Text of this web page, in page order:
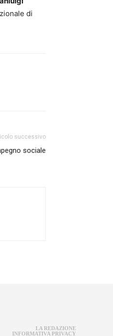
di
successivo
sociale
LA REDAZIONE
INFORMATIVA PRIVACY